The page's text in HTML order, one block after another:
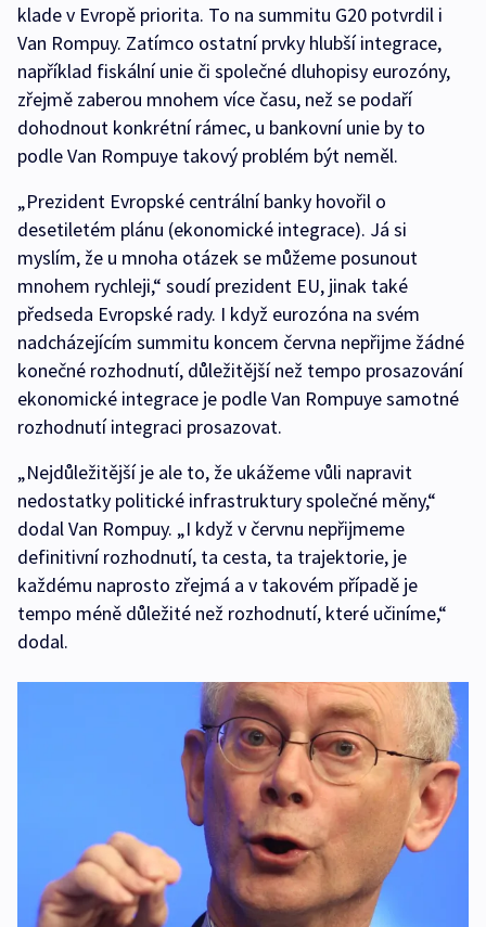
klade v Evropě priorita. To na summitu G20 potvrdil i
Van Rompuy. Zatímco ostatní prvky hlubší integrace,
například fiskální unie či společné dluhopisy eurozóny,
zřejmě zaberou mnohem více času, než se podaří
dohodnout konkrétní rámec, u bankovní unie by to
podle Van Rompuye takový problém být neměl.
„Prezident Evropské centrální banky hovořil o
desetiletém plánu (ekonomické integrace). Já si
myslím, že u mnoha otázek se můžeme posunout
mnohem rychleji,“ soudí prezident EU, jinak také
předseda Evropské rady. I když eurozóna na svém
nadcházejícím summitu koncem června nepřijme žádné
konečné rozhodnutí, důležitější než tempo prosazování
ekonomické integrace je podle Van Rompuye samotné
rozhodnutí integraci prosazovat.
„Nejdůležitější je ale to, že ukážeme vůli napravit
nedostatky politické infrastruktury společné měny,“
dodal Van Rompuy. „I když v červnu nepřijmeme
definitivní rozhodnutí, ta cesta, ta trajektorie, je
každému naprosto zřejmá a v takovém případě je
tempo méně důležité než rozhodnutí, které učiníme,“
dodal.